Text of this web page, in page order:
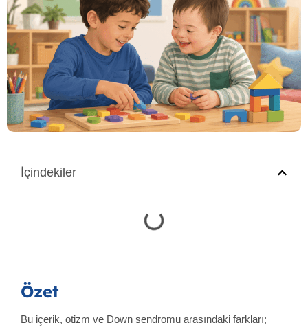
İçindekiler
Özet
Bu içerik, otizm ve Down sendromu arasındaki farkları;